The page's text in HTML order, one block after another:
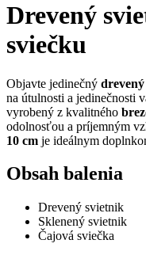
Drevený
sviečku
Objavte jedinečný
na útulnosti a jedinečnosti
vyrobený z kvalitného
odolnosťou a príjemným
10 cm je ideálnym
Obsah balenia
Drevený svietnik
Sklenený svietnik
Čajová sviečka